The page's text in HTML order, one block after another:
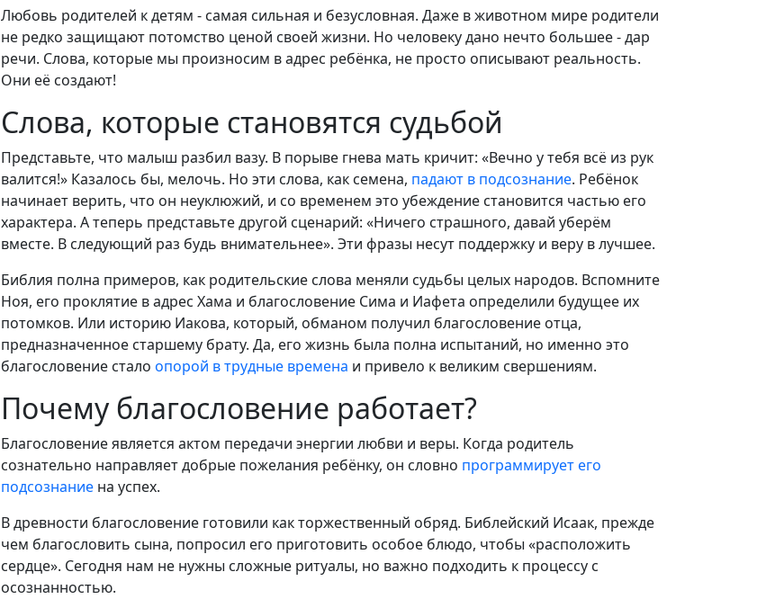
Любовь родителей к детям - самая сильная и безусловная. Даже в животном мире родители
не редко защищают потомство ценой своей жизни. Но человеку дано нечто большее - дар
речи. Слова, которые мы произносим в адрес ребёнка, не просто описывают реальность.
Они её создают!
Слова, которые становятся судьбой
Представьте, что малыш разбил вазу. В порыве гнева мать кричит: «Вечно у тебя всё из рук
валится!» Казалось бы, мелочь. Но эти слова, как семена, падают в подсознание. Ребёнок
начинает верить, что он неуклюжий, и со временем это убеждение становится частью его
характера. А теперь представьте другой сценарий: «Ничего страшного, давай уберём
вместе. В следующий раз будь внимательнее». Эти фразы несут поддержку и веру в лучшее.
Библия полна примеров, как родительские слова меняли судьбы целых народов. Вспомните
Ноя, его проклятие в адрес Хама и благословение Сима и Иафета определили будущее их
потомков. Или историю Иакова, который, обманом получил благословение отца,
предназначенное старшему брату. Да, его жизнь была полна испытаний, но именно это
благословение стало опорой в трудные времена и привело к великим свершениям.
Почему благословение работает?
Благословение является актом передачи энергии любви и веры. Когда родитель
сознательно направляет добрые пожелания ребёнку, он словно программирует его
подсознание на успех.
В древности благословение готовили как торжественный обряд. Библейский Исаак, прежде
чем благословить сына, попросил его приготовить особое блюдо, чтобы «расположить
сердце». Сегодня нам не нужны сложные ритуалы, но важно подходить к процессу с
осознанностью.